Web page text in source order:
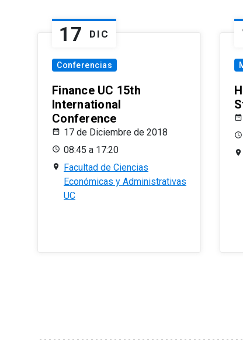
17 DIC
Conferencias
Finance UC 15th
International
Conference
17 de Diciembre de 2018
08:45 a 17:20
Facultad de Ciencias
Económicas y Administrativas
UC